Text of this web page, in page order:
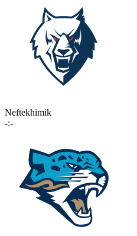
Neftekhimik
-:-